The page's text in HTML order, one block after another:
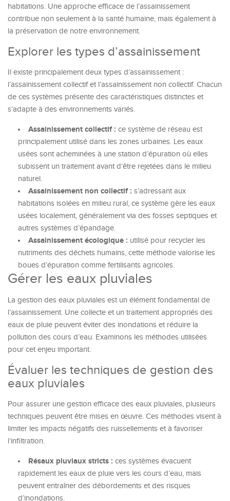
habitations. Une approche efficace de l’assainissement
contribue non seulement à la santé humaine, mais également à
la préservation de notre environnement.
Explorer les types d’assainissement
Il existe principalement deux types d’assainissement :
l’assainissement collectif et l’assainissement non collectif. Chacun
de ces systèmes présente des caractéristiques distinctes et
s’adapte à des environnements variés.
Assainissement collectif : ce système de réseau est
principalement utilisé dans les zones urbaines. Les eaux
usées sont acheminées à une station d’épuration où elles
subissent un traitement avant d’être rejetées dans le milieu
naturel.
Assainissement non collectif : s’adressant aux
habitations isolées en milieu rural, ce système gère les eaux
usées localement, généralement via des fosses septiques et
autres systèmes d’épandage.
Assainissement écologique : utilisé pour recycler les
nutriments des déchets humains, cette méthode valorise les
boues d’épuration comme fertilisants agricoles.
Gérer les eaux pluviales
La gestion des eaux pluviales est un élément fondamental de
l’assainissement. Une collecte et un traitement appropriés des
eaux de pluie peuvent éviter des inondations et réduire la
pollution des cours d’eau. Examinons les méthodes utilisées
pour cet enjeu important.
Évaluer les techniques de gestion des
eaux pluviales
Pour assurer une gestion efficace des eaux pluviales, plusieurs
techniques peuvent être mises en œuvre. Ces méthodes visent à
limiter les impacts négatifs des ruissellements et à favoriser
l’infiltration.
Résaux pluviaux stricts : ces systèmes évacuent
rapidement les eaux de pluie vers les cours d’eau, mais
peuvent entraîner des débordements et des risques
d’inondations.